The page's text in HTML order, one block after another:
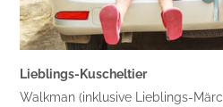
Lieblings-Kuscheltier
Walkman (inklusive Lieblings-